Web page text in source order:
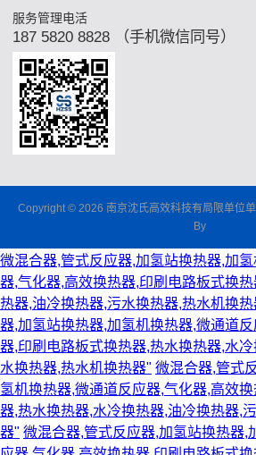
服务管理电活
187 5820 8828 （手机微信同号）
Copyright © 2026 南京沈氏高效科技有局限单位
By
微混合器,管式反应器,加氢站换热器,加
器,气化器,高效换热器,印刷电路板式换
热器,油冷换热器,污水换热器,热水机换热
器,加氢站换热器,加氢机换热器,微通道
器,印刷电路板式换热器,热水换热器,水
水换热器,热水机换热器" 微混合器,管式
氢机换热器,微通道反应器,气化器,高效
器,热水换热器,水冷换热器,油冷换热器,
器" 微混合器,管式反应器,加氢站换热器,